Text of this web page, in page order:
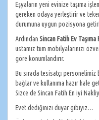
Eşyaların yeni evinize taşıma
gereken odaya yerleştirir ve
durumuna uygun pozisyona
Ardından Sincan Fatih Ev Taşıma
ustamız tüm mobilyalarınızı
göre konumlandırır.
Bu sırada tesisatçı personelimiz
bağlar ve kullanıma hazır hale
Sizce de Sincan Fatih En iyi
Evet dediğinizi duyar gibiyiz…